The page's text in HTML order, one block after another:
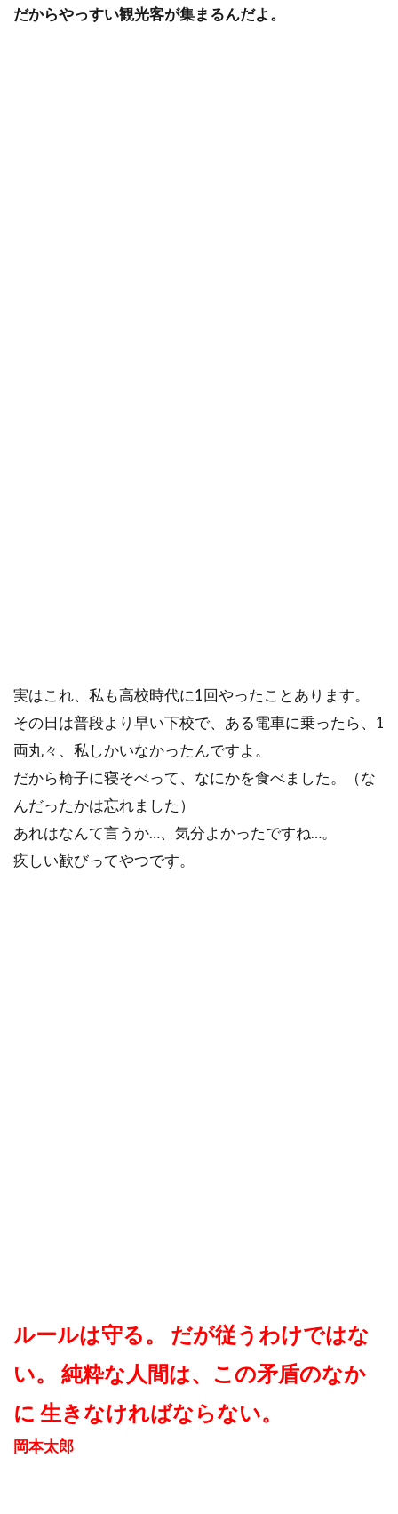
だからやっすい観光客が集まるんだよ。
実はこれ、私も高校時代に1回やったことあります。
その日は普段より早い下校で、ある電車に乗ったら、1
両丸々、私しかいなかったんですよ。
だから椅子に寝そべって、なにかを食べました。（な
んだったかは忘れました）
あれはなんて言うか…、気分よかったですね…。
疚しい歓びってやつです。
ルールは守る。 だが従うわけではな
い。 純粋な人間は、この矛盾のなか
に 生きなければならない。
岡本太郎